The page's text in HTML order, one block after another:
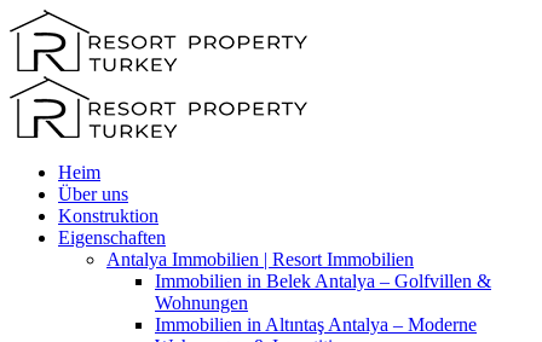
Heim
Über uns
Konstruktion
Eigenschaften
Antalya Immobilien | Resort Immobilien
Immobilien in Belek Antalya – Golfvillen &
Wohnungen
Immobilien in Altıntaş Antalya – Moderne